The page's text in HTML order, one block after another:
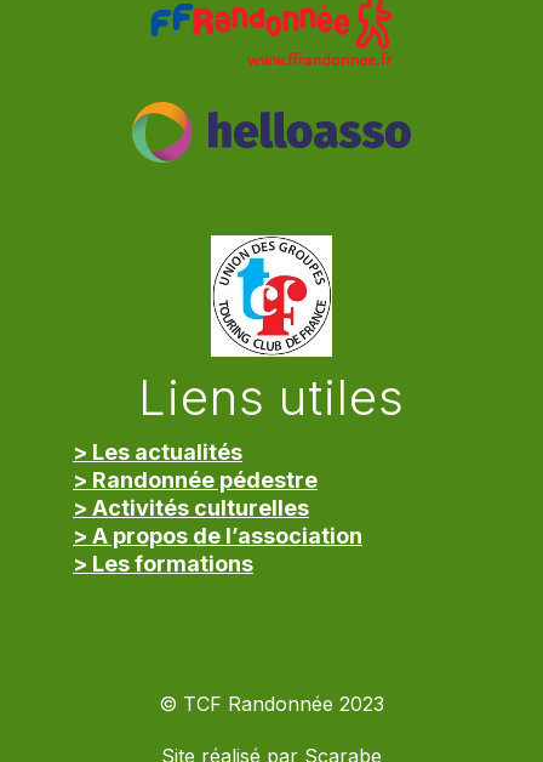
Liens utiles
> Les actualités
> Randonnée pédestre
> Activités culturelles
> A propos de l’association
> Les formations
© TCF Randonnée 2023
Site réalisé par Scarabe